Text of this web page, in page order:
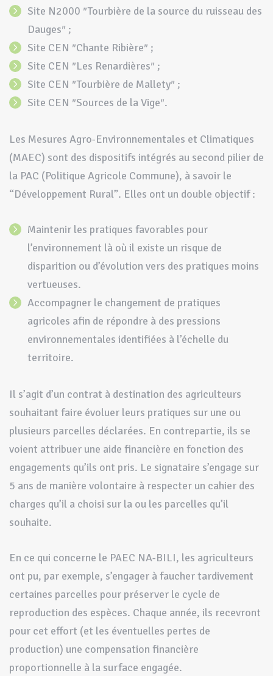
Site N2000 ″Tourbière de la source du ruisseau des
Dauges″ ;
Site CEN ″Chante Ribière″ ;
Site CEN ″Les Renardières″ ;
Site CEN ″Tourbière de Mallety″ ;
Site CEN ″Sources de la Vige″.
Les Mesures Agro-Environnementales et Climatiques
(MAEC) sont des dispositifs intégrés au second pilier de
la PAC (Politique Agricole Commune), à savoir le
“Développement Rural”. Elles ont un double objectif :
Maintenir les pratiques favorables pour
l’environnement là où il existe un risque de
disparition ou d’évolution vers des pratiques moins
vertueuses.
Accompagner le changement de pratiques
agricoles afin de répondre à des pressions
environnementales identifiées à l’échelle du
territoire.
Il s’agit d’un contrat à destination des agriculteurs
souhaitant faire évoluer leurs pratiques sur une ou
plusieurs parcelles déclarées. En contrepartie, ils se
voient attribuer une aide financière en fonction des
engagements qu’ils ont pris. Le signataire s’engage sur
5 ans de manière volontaire à respecter un cahier des
charges qu’il a choisi sur la ou les parcelles qu’il
souhaite.
En ce qui concerne le PAEC NA-BILI, les agriculteurs
ont pu, par exemple, s’engager à faucher tardivement
certaines parcelles pour préserver le cycle de
reproduction des espèces. Chaque année, ils recevront
pour cet effort (et les éventuelles pertes de
production) une compensation financière
proportionnelle à la surface engagée.